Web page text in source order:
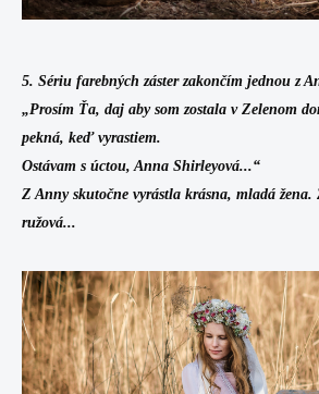
5. Sériu farebných záster zakončím jednou z
„Prosím Ťa, daj aby som zostala v Zelenom
pekná, keď vyrastiem.
Ostávam s úctou, Anna Shirleyová...“
Z Anny skutočne vyrástla krásna, mladá
ružová...